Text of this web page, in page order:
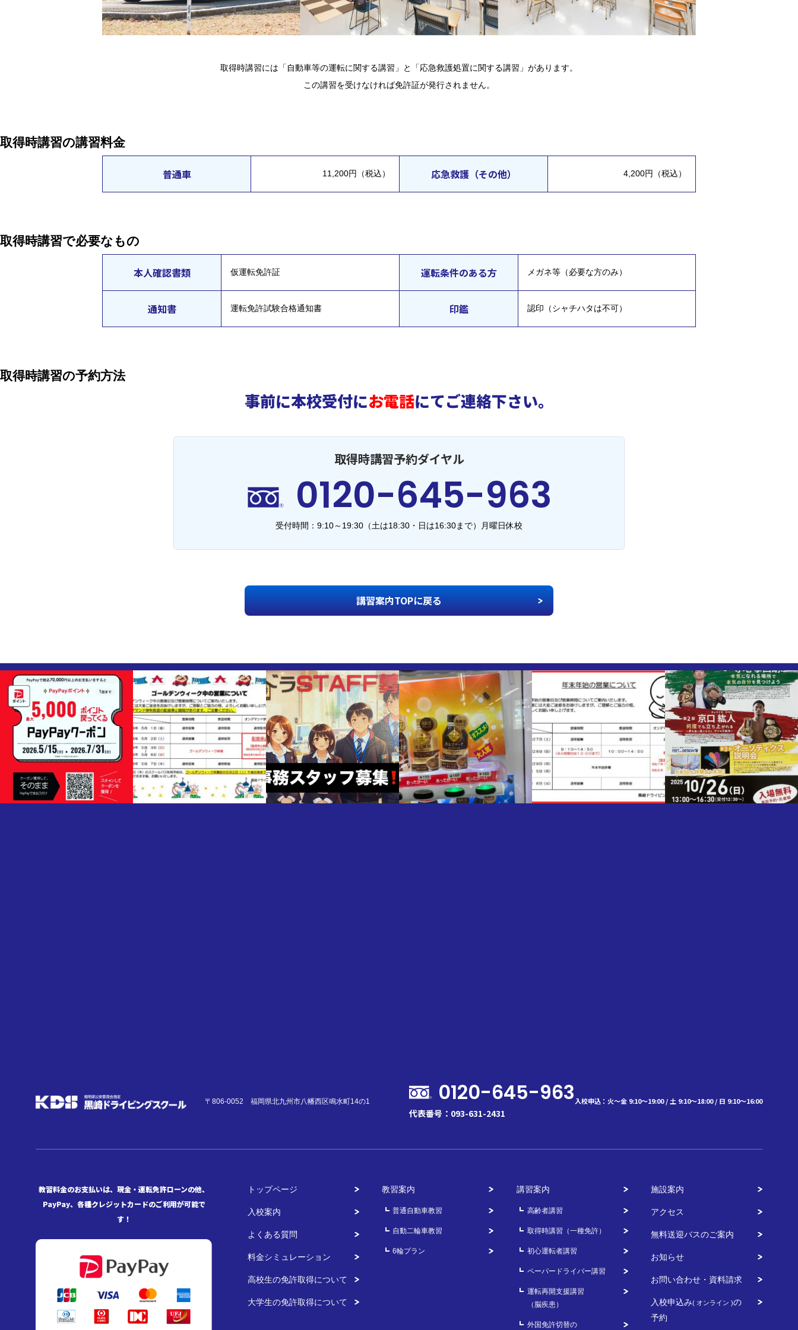
取得時講習には「自動車等の運転に関する講習」と「応急救護処置に関する講習」があります。
この講習を受けなければ免許証が発行されません。
取得時講習の講習料金
普通車 11,200円（税込） 応急救護（その他） 4,200円（税込）
取得時講習で必要なもの
本人確認書類 仮運転免許証 運転条件のある方 メガネ等（必要な方のみ）
通知書 運転免許試験合格通知書 印鑑 認印（シャチハタは不可）
取得時講習の予約方法
事前に本校受付にお電話にてご連絡下さい。
取得時講習予約ダイヤル
0120-645-963
受付時間：9:10～19:30 （土は18:30・日は16:30まで）月曜日休校
講習案内TOPに戻る
〒806-0052 福岡県北九州市八幡西区鳴水町14の1 0120-645-963
代表番号：093-631-2431
入校申込：火～金 9:10～19:00 / 土 9:10～18:00 / 日 9:10～16:00
教習料金のお支払いは、現金・運転免許ローンの他、
PayPay、各種クレジットカードのご利用が可能で
す！
トップページ
入校案内
よくある質問
料金シミュレーション
高校生の免許取得について
大学生の免許取得について
教習案内
普通自動車教習
自動二輪車教習
6輪プラン
講習案内
高齢者講習
取得時講習（一種免許）
初心運転者講習
ペーパードライバー講習
運転再開支援講習
（脳疾患）
外国免許切替の
施設案内
アクセス
無料送迎バスのご案内
お知らせ
お問い合わせ・資料請求
入校申込み( オンライン )の
予約